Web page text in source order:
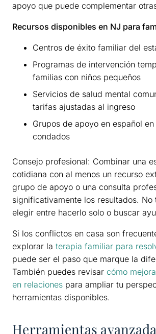
apoyo que puede complementar
Recursos disponibles en NJ para
Centros de éxito familiar del
Programas de intervención
familias con niños pequeños
Servicios de salud mental
tarifas ajustadas al ingreso
Grupos de apoyo en español
condados
Consejo profesional: Combinar una
cotidiana con al menos un recurso
grupo de apoyo o una consulta
significativamente los resultados. No
elegir entre hacerlo solo o buscar
Si los conflictos en casa son
explorar la terapia familiar para
puede ser el paso que marque la
También puedes revisar cómo
en relaciones para ampliar tu
herramientas disponibles.
Herramientas